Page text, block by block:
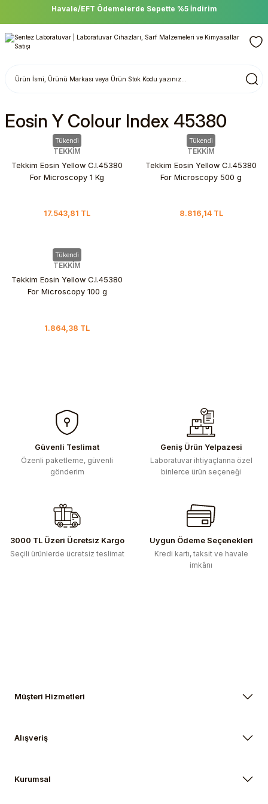
Havale/EFT Ödemelerde Sepette %5 İndirim
Eosin Y Colour Index 45380
Tükendi
TEKKİM
Tekkim Eosin Yellow C.I.45380
For Microscopy 1 Kg
17.543,81 TL
Tükendi
TEKKİM
Tekkim Eosin Yellow C.I.45380
For Microscopy 500 g
8.816,14 TL
Tükendi
TEKKİM
Tekkim Eosin Yellow C.I.45380
For Microscopy 100 g
1.864,38 TL
Güvenli Teslimat
Özenli paketleme, güvenli
gönderim
Geniş Ürün Yelpazesi
Laboratuvar ihtiyaçlarına özel
binlerce ürün seçeneği
3000 TL Üzeri Ücretsiz Kargo
Seçili ürünlerde ücretsiz teslimat
Uygun Ödeme Seçenekleri
Kredi kartı, taksit ve havale
imkânı
Müşteri Hizmetleri
Alışveriş
Kurumsal